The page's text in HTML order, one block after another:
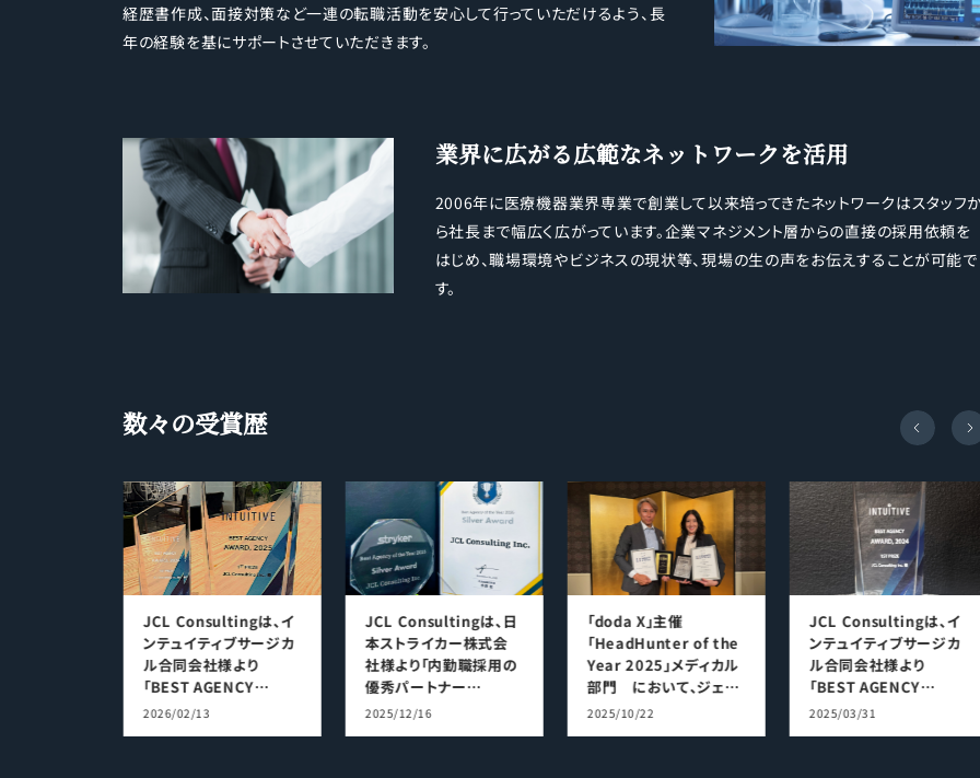
経歴書作成、面接対策など一連の転職活動を安心して行っていただけるよう、長
年の経験を基にサポートさせていただきます。
業界に広がる広範なネットワークを活用
2006年に医療機器業界専業で創業して以来培ってきたネットワークはスタッフ
ら社長まで幅広く広がっています。企業マネジメント層からの直接の採用依頼を
はじめ、職場環境やビジネスの現状等、現場の生の声をお伝えすることが可能で
す。
数々の受賞歴
JCL Consultingは、イ
ンテュイティブサージカ
ル合同会社様より
「BEST AGENCY
AWARD, 2025」を受賞
2026/02/13
JCL Consultingは、日
本ストライカー株式会
社様より「内勤職採用の
優秀パートナー
（Silver）」を受賞致しま
2025/12/16
「doda X」主催
「HeadHunter of the
Year 2025」メディカル
部門 において、ジェイ
シーエルコンサルティン
2025/10/22
JCL Consultingは、イ
ンテュイティブサージカ
ル合同会社様より
「BEST AGENCY
AWARD 2024」を受賞
2025/03/31